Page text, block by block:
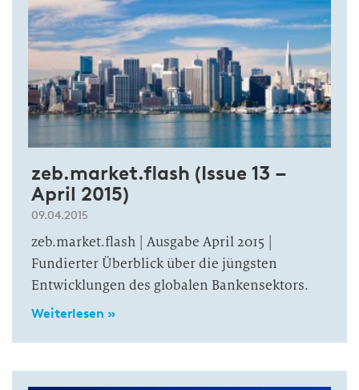
zeb.market.flash (Issue 13 –
April 2015)
09.04.2015
zeb.market.flash | Ausgabe April 2015 |
Fundierter Überblick über die jüngsten
Entwicklungen des globalen Bankensektors.
Weiterlesen »